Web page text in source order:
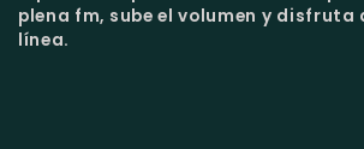
plena fm, sube el volumen y disfruta
línea.